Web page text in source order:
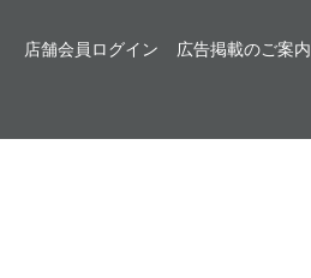
店舗会員ログイン 広告掲載のご案内